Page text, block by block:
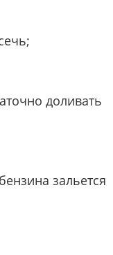
доливать
зальется